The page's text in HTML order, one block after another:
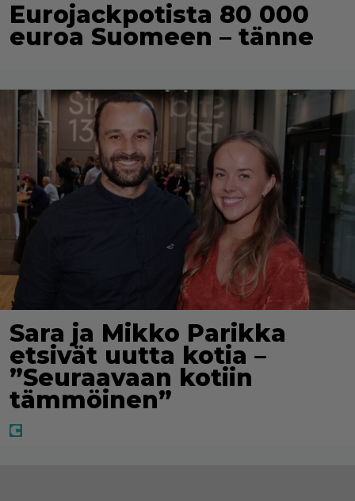
Eurojackpotista 80 000
euroa Suomeen – tänne
Sara ja Mikko Parikka
etsivät uutta kotia –
”Seuraavaan kotiin
tämmöinen”